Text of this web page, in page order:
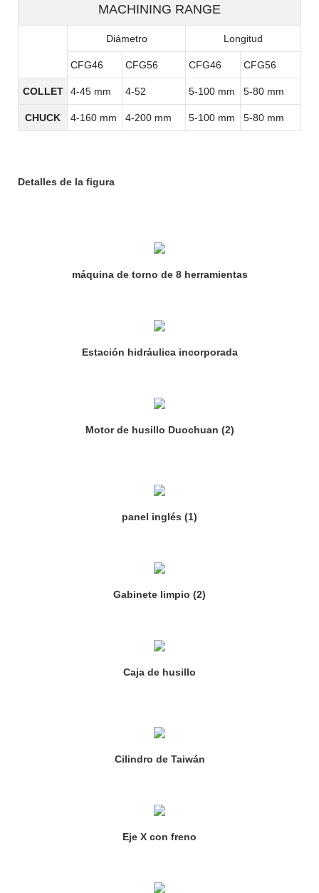
MACHINING RANGE
Diámetro Longitud
CFG46 CFG56 CFG46 CFG56
COLLET 4-45 mm 4-52 5-100 mm 5-80 mm
CHUCK 4-160 mm 4-200 mm 5-100 mm 5-80 mm
Detalles de la figura
máquina de torno de 8 herramientas
Estación hidráulica incorporada
Motor de husillo Duochuan (2)
panel inglés (1)
Gabinete limpio (2)
Caja de husillo
Cilindro de Taiwán
Eje X con freno